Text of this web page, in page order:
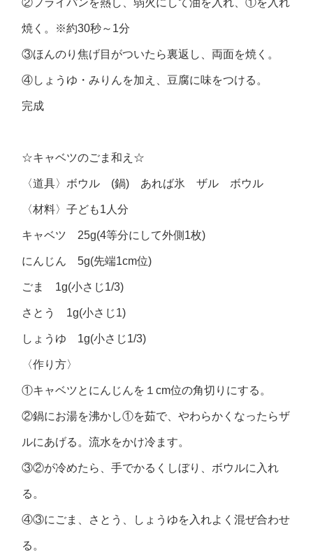
②フライパンを熱し、弱火にして油を入れ、①を入れ
焼く。※約30秒～1分
③ほんのり焦げ目がついたら裏返し、両面を焼く。
④しょうゆ・みりんを加え、豆腐に味をつける。
完成
☆キャベツのごま和え☆
〈道具〉ボウル (鍋) あれば氷 ザル ボウル
〈材料〉子ども1人分
キャベツ 25g(4等分にして外側1枚)
にんじん 5g(先端1cm位)
ごま 1g(小さじ1/3)
さとう 1g(小さじ1)
しょうゆ 1g(小さじ1/3)
〈作り方〉
①キャベツとにんじんを１cm位の角切りにする。
②鍋にお湯を沸かし①を茹で、やわらかくなったらザ
ルにあげる。流水をかけ冷ます。
③②が冷めたら、手でかるくしぼり、ボウルに入れ
る。
④③にごま、さとう、しょうゆを入れよく混ぜ合わせ
る。